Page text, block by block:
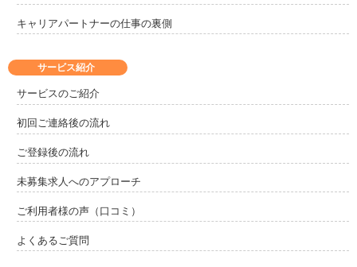
サービス紹介
サービスのご紹介
初回ご連絡後の流れ
ご登録後の流れ
未募集求人へのアプローチ
ご利用者様の声（口コミ）
よくあるご質問
キャリアパートナーの仕事の裏側